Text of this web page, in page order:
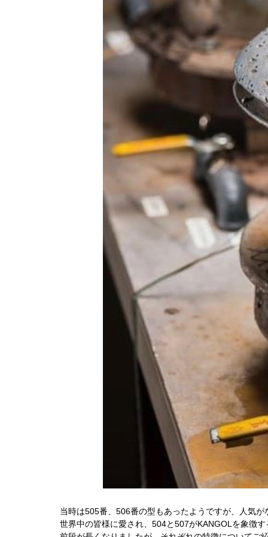
当時は505番、506番の型もあったようですが、人気
世界中の皆様に愛され、504と507がKANGOLを象徴